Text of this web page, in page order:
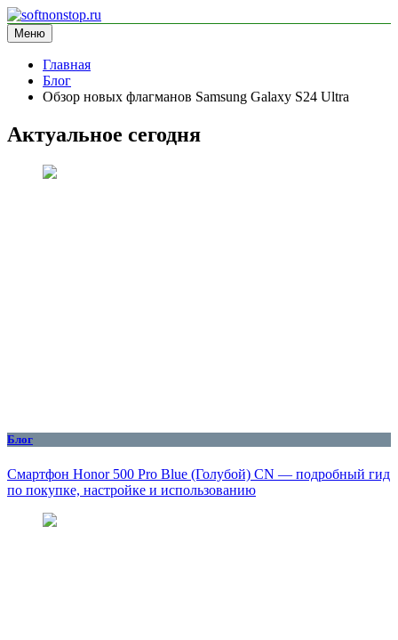
Перейти
к
содержимому
softnonstop.ru
информационный сайт
Меню
Главная
Блог
Обзор новых флагманов Samsung Galaxy S24 Ultra
Актуальное сегодня
Блог
Смартфон Honor 500 Pro Blue (Голубой) CN — подробный гид
по покупке, настройке и использованию